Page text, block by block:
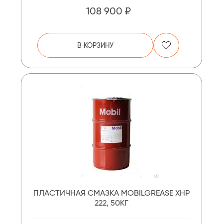
108 900 ₽
В КОРЗИНУ
ПЛАСТИЧНАЯ СМАЗКА MOBILGREASE XHP
222, 50КГ